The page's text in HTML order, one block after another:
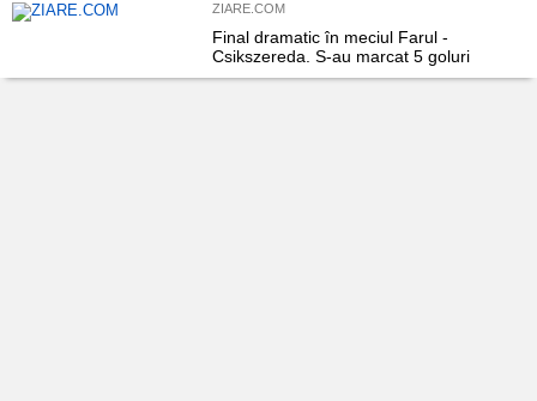
ZIARE.COM
Final dramatic în meciul Farul -
Csikszereda. S-au marcat 5 goluri